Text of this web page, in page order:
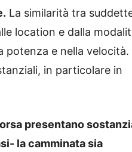
La similarità tra
location e dalla
potenza e nella velocità.
in particolare in
presentano
la camminata sia